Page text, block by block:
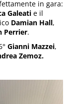
in gara:
Galeati e il
Damian Hall,
Perrier.
Gianni Mazzei,
Zemoz.